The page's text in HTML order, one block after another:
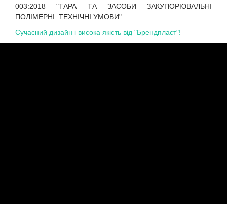
003:2018 "ТАРА ТА ЗАСОБИ ЗАКУПОРЮВАЛЬНІ
ПОЛІМЕРНІ. ТЕХНІЧНІ УМОВИ"
Сучасний дизайн і висока якість від "Брендпласт"!